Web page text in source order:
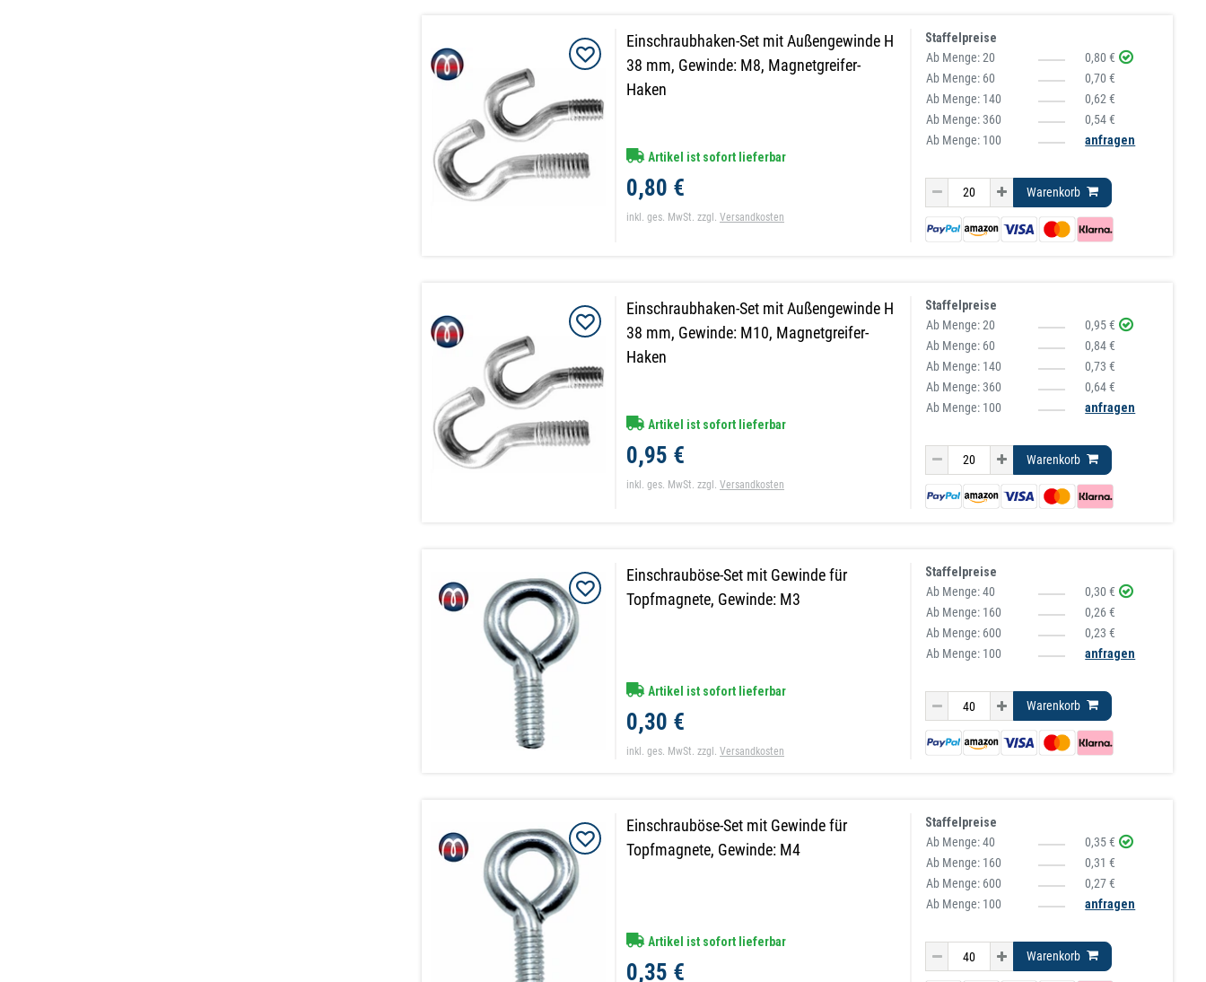
Einschraubhaken-Set mit Außengewinde H
38 mm, Gewinde: M8, Magnetgreifer-
Haken
Artikel ist sofort lieferbar
0,80 €
inkl. ges. MwSt. zzgl.Versandkosten
Staffelpreise
Ab Menge:20
0,80 €
Ab Menge: 60
0,70 €
Ab Menge: 140
0,62 €
Ab Menge:360
0,54 €
Ab Menge: 100
anfragen
Warenkorb
Einschraubhaken-Set mit Außengewinde H
38 mm, Gewinde: M10, Magnetgreifer-
Haken
Artikel ist sofort lieferbar
0,95 €
inkl. ges. MwSt. zzgl.Versandkosten
Staffelpreise
Ab Menge:20
0,95 €
Ab Menge: 60
0,84 €
Ab Menge: 140
0,73 €
Ab Menge:360
0,64 €
Ab Menge: 100
anfragen
Warenkorb
Einschrauböse-Set mit Gewinde für
Topfmagnete, Gewinde: M3
Artikel ist sofort lieferbar
0,30 €
inkl. ges. MwSt. zzgl.Versandkosten
Staffelpreise
Ab Menge:40
0,30 €
Ab Menge: 160
0,26 €
Ab Menge: 600
0,23 €
Ab Menge: 100
anfragen
Warenkorb
Einschrauböse-Set mit Gewinde für
Topfmagnete, Gewinde: M4
Artikel ist sofort lieferbar
0,35 €
Staffelpreise
Ab Menge:40
0,35 €
Ab Menge: 160
0,31 €
Ab Menge: 600
0,27 €
Ab Menge: 100
anfragen
Warenkorb